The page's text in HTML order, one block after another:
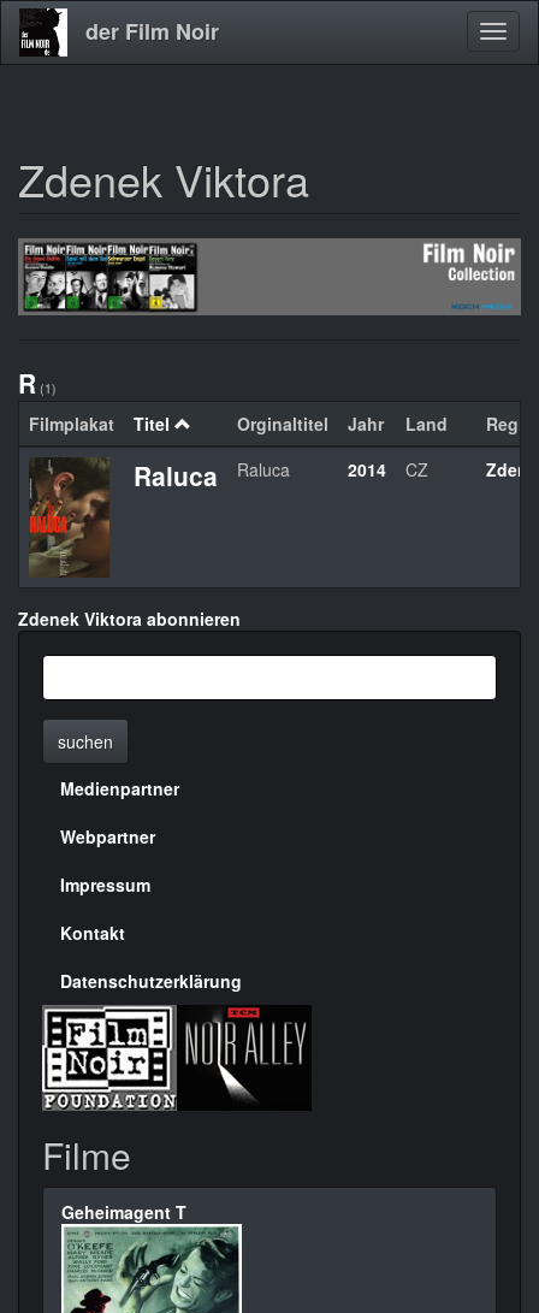
Direkt
zum
der Film Noir
Zdenek Viktora
R (1)
Filmplakat Titel Orginaltitel Jahr Land Regie
Raluca Raluca 2014 CZ
Zdenek Viktora abonnieren
suchen
Menülinks
rechte
Seite
Medienpartner
Webpartner
Impressum
Kontakt
Datenschutzerklärung
Filme
Geheimagent T